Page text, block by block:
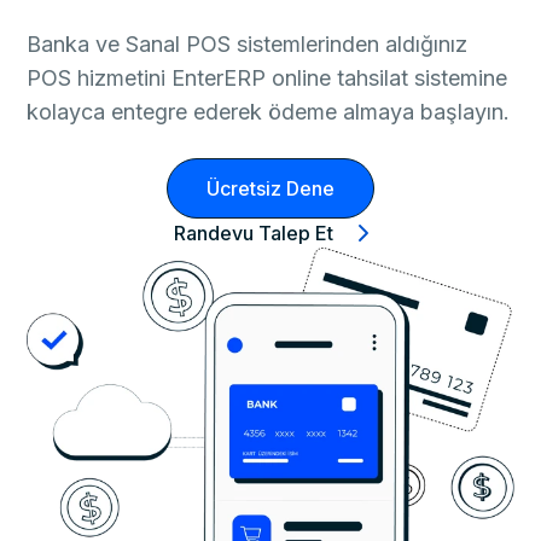
Banka ve Sanal POS sistemlerinden aldığınız
POS hizmetini EnterERP online tahsilat sistemine
kolayca entegre ederek ödeme almaya başlayın.
Ücretsiz Dene
Randevu Talep Et